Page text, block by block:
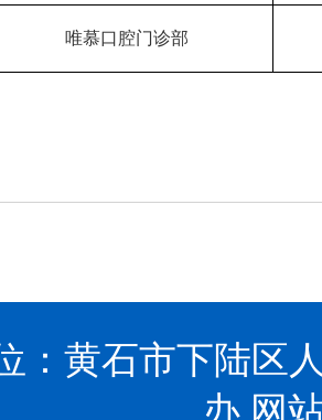
唯慕口腔门诊部
：黄石市下陆区
办 网